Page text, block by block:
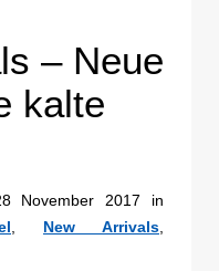
– Neue
kalte
November 2017 in
, New Arrivals,